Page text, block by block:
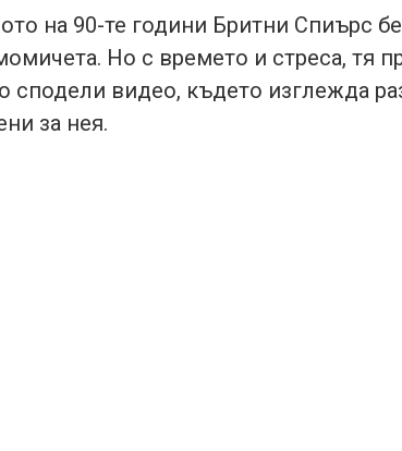
на 90-те години Бритни Спиърс
Но с времето и стреса, тя
сподели видео, където изглежда
за нея.